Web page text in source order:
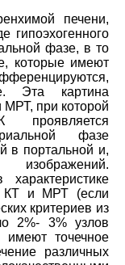
печени,
гипоэхогенного
фазе, в то
которые имеют
Эта картина
МРТ, при которой
фазе
в портальной и,
КТ и МРТ (если
критериев из
2%- 3% узлов
имеют точечное
различных